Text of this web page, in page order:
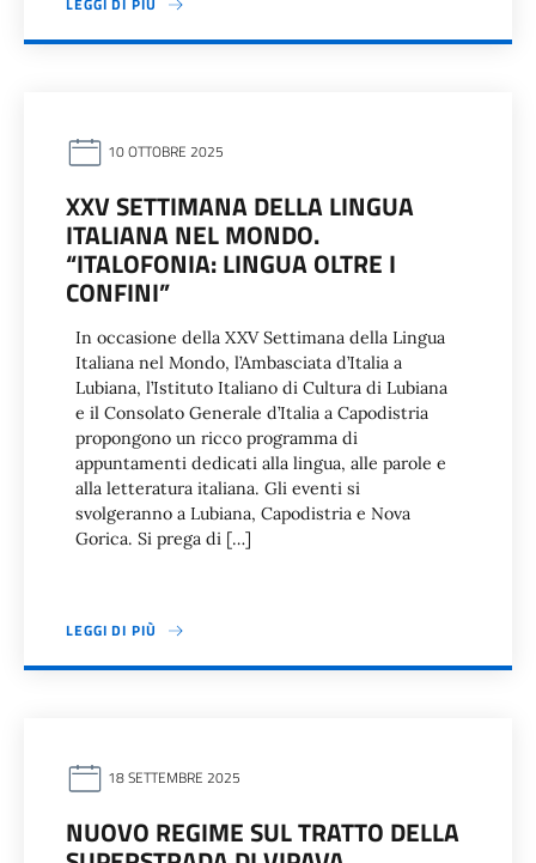
10 OTTOBRE 2025
XXV SETTIMANA DELLA LINGUA
ITALIANA NEL MONDO.
“ITALOFONIA: LINGUA OLTRE I
CONFINI”
In occasione della XXV Settimana della Lingua
Italiana nel Mondo, l’Ambasciata d’Italia a
Lubiana, l’Istituto Italiano di Cultura di Lubiana
e il Consolato Generale d’Italia a Capodistria
propongono un ricco programma di
appuntamenti dedicati alla lingua, alle parole e
alla letteratura italiana. Gli eventi si
svolgeranno a Lubiana, Capodistria e Nova
Gorica. Si prega di […]
LEGGI DI PIÙ
18 SETTEMBRE 2025
NUOVO REGIME SUL TRATTO DELLA